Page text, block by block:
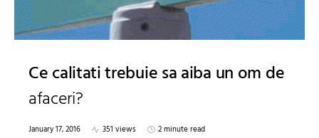
Ce calitati trebuie sa aiba un om de
afaceri?
January 17, 2016 351 views
2 minute read